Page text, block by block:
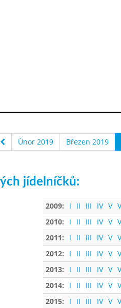
Únor 2019 Březen 2019
jídelníčků:
2009: I II III IV V
2010:
I II III IV V
2011:
I II III IV V
2012:
I II III IV V
2013:
I II III IV V
2014:
I II III IV V
2015:
I II III IV V